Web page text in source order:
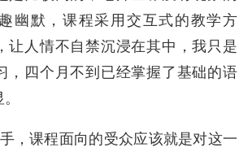
幽默，课程采用交互式的教学方
让人情不自禁沉浸在其中，我只是
，四个月不到已经掌握了基础的语
，课程面向的受众应该就是对这一